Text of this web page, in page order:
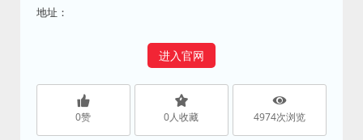
地址：
进入官网
0赞 0人收藏 4974次浏览